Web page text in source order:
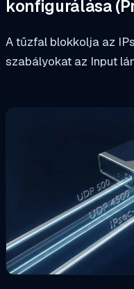
konfigurálása
A tűzfal blokkolja az
szabályokat az Input